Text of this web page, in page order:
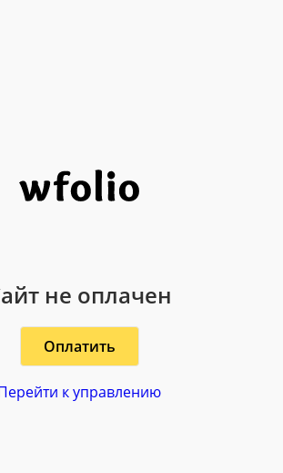
не оплачен
Оплатить
к управлению